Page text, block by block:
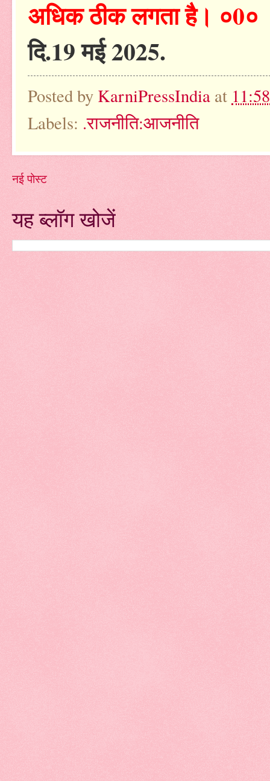
अधिक ठीक लगता है। ०0०
दि.19 मई 2025.
Posted by KarniPressIndia at
Labels: .राजनीति:आजनीति
नई पोस्ट
यह ब्लॉग खोजें